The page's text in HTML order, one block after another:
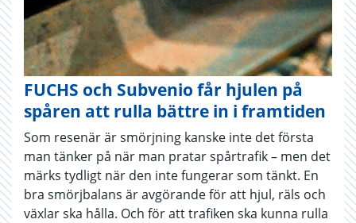
FUCHS och Subvenio får hjulen på
spåren att rulla bättre in i framtiden
Som resenär är smörjning kanske inte det första
man tänker på när man pratar spårtrafik – men det
märks tydligt när den inte fungerar som tänkt. En
bra smörjbalans är avgörande för att hjul, räls och
växlar ska hålla. Och för att trafiken ska kunna rulla